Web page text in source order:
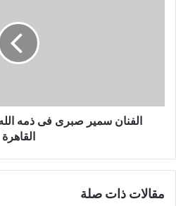
الفنان سمير صبرى فى ذمه الله
القاهرة
مقالات ذات صلة